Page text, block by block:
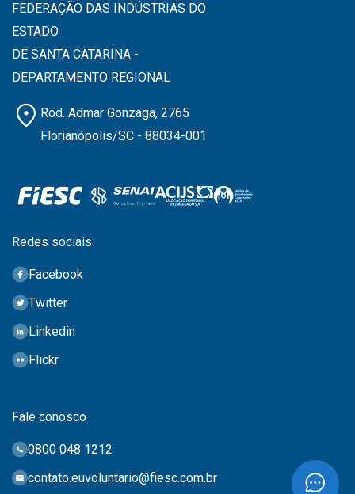
FEDERAÇÃO DAS INDÚSTRIAS DO
ESTADO
DE SANTA CATARINA -
DEPARTAMENTO REGIONAL
location_on Rod. Admar Gonzaga, 2765
Florianópolis/SC - 88034-001
Redes sociais
Facebook
Twitter
Linkedin
Flickr
Fale conosco
0800 048 1212
contato.euvoluntario@fiesc.com.br